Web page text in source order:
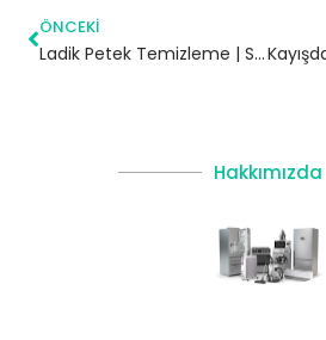
ÖNCEKI
Ladik Petek Temizleme | Samsun
Hakkımızda